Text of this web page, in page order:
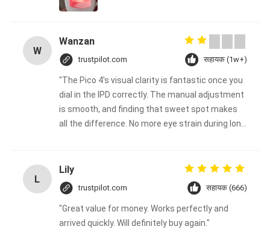
W
Wanzan
trustpilot.com सहायक (1w+)
"The Pico 4's visual clarity is fantastic once you
dial in the IPD correctly. The manual adjustment
is smooth, and finding that sweet spot makes
all the difference. No more eye strain during long
fantastic once you dial in the IPD correctly. The
manual adjustment is smooth, and finding that
sweet spot makes all the difference. No more
eye strain during long sessions. Highly
recommend taking the time to set it up
L
Lily
trustpilot.com सहायक (666)
"Great value for money. Works perfectly and
arrived quickly. Will definitely buy again."